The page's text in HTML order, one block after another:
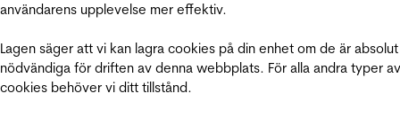
användarens upplevelse mer effektiv.
Lagen säger att vi kan lagra cookies på din enhet om de är absolut
nödvändiga för driften av denna webbplats. För alla andra typer av
cookies behöver vi ditt tillstånd.